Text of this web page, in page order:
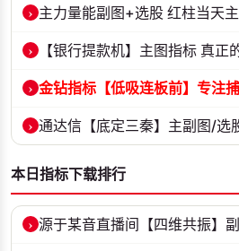
›
›
›
›
本日指标下载排行
›